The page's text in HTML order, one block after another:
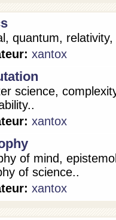
quantum,
xantox
science,
xantox
of mind,
of science..
xantox